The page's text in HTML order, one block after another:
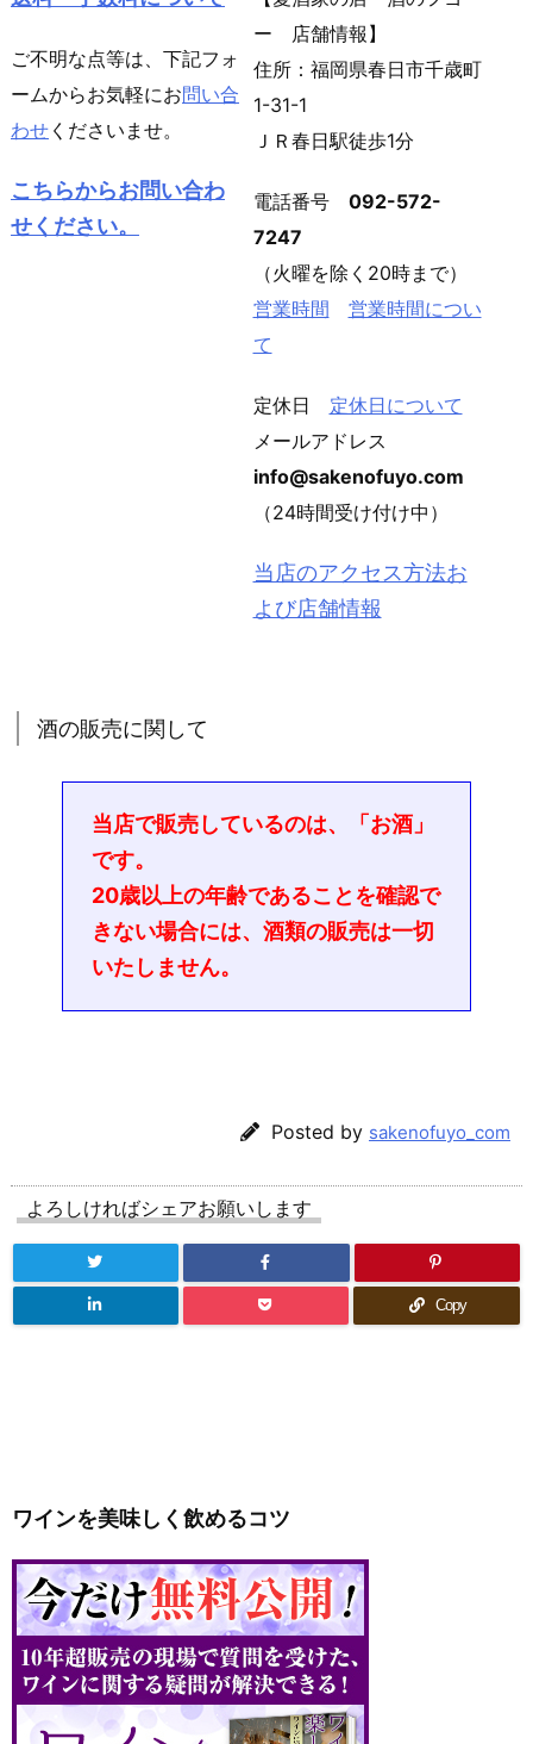
ご不明な点等は、下記フォ
ームからお気軽にお問い合
わせ くださいませ。
こちらからお問い合わ
せください。
ー 店舗情報】
住所：福岡県春日市千歳町
1-31-1
ＪＲ春日駅徒歩1分
電話番号 092-572-
7247
（火曜を除く20時まで）
営業時間
営業時間につい
て
定休日 定休日について
メールアドレス
info@sakenofuyo.com
（24時間受け付け中）
当店のアクセス方法お
よび店舗情報
酒の販売に関して
当店で販売しているのは、「お酒」
です。
20歳以上の年齢であることを確認で
きない場合には、酒類の販売は一切
いたしません。
Posted by sakenofuyo_com
よろしければシェアお願いします
Copy
ワインを美味しく飲めるコツ